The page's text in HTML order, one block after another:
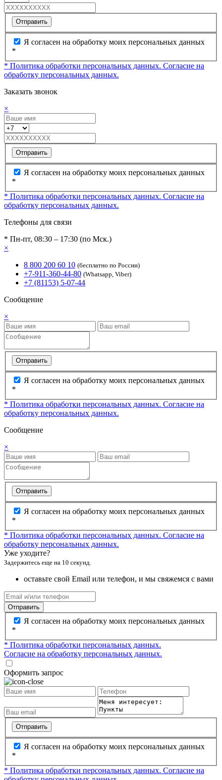
Отправить
Я согласен на обработку моих персональных данных
*
* Политика обработки персональных данных. Согласие на
обработку персональных данных.
Заказать звонок
×
Отправить
Я согласен на обработку моих персональных данных
*
* Политика обработки персональных данных. Согласие на
обработку персональных данных.
Телефоны для связи
* Пн-пт, 08:30 – 17:30 (по Мск.)
×
8 800 200 60 10 (бесплатно по России)
+7-911-360-44-80 (Whatsapp, Viber)
+7 (81153) 5-07-44
Сообщение
×
Отправить
Я согласен на обработку моих персональных данных
*
* Политика обработки персональных данных. Согласие на
обработку персональных данных.
Сообщение
×
Отправить
Я согласен на обработку моих персональных данных
*
* Политика обработки персональных данных. Согласие на
обработку персональных данных.
Уже уходите?
Задержитесь еще на 10 секунд.
оставьте свой Email или телефон, и мы свяжемся с вами
Отправить
Я согласен на обработку моих персональных данных
*
* Политика обработки персональных данных.
Согласие на обработку персональных данных.
Оформить запрос
Отправить
Я согласен на обработку моих персональных данных
*
* Политика обработки персональных данных. Согласие на